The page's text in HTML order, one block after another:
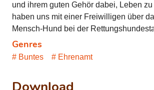
und ihrem guten Gehör dabei, Leben
haben uns mit einer Freiwilligen über
Mensch-Hund bei der
Genres
Buntes Ehrenamt